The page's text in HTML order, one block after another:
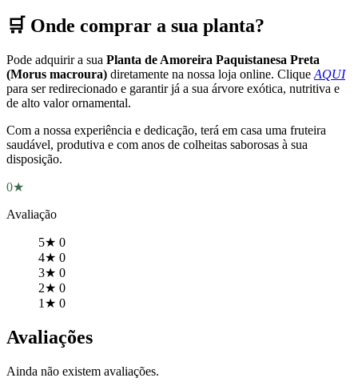
🛒 Onde comprar a sua planta?
Pode adquirir a sua Planta de Amoreira Paquistanesa Preta
(Morus macroura) diretamente na nossa loja online. Clique AQUI
para ser redirecionado e garantir já a sua árvore exótica, nutritiva e
de alto valor ornamental.
Com a nossa experiência e dedicação, terá em casa uma fruteira
saudável, produtiva e com anos de colheitas saborosas à sua
disposição.
0★
Avaliação
5★ 0
4★ 0
3★ 0
2★ 0
1★ 0
Avaliações
Ainda não existem avaliações.